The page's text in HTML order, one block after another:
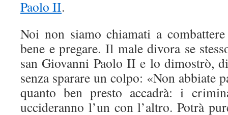
Paolo II.
Noi non siamo chiamati a
bene e pregare. Il male divora se
san Giovanni Paolo II e lo dimostrò,
senza sparare un colpo: «Non abbiate
quanto ben presto accadrà: i
uccideranno l’un con l’altro. Potrà